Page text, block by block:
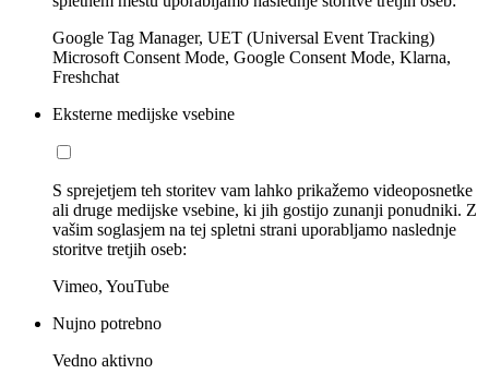
Google Tag Manager, UET (Universal Event Tracking)
Microsoft Consent Mode, Google Consent Mode, Klarna,
Freshchat
Eksterne medijske vsebine
S sprejetjem teh storitev vam lahko prikažemo videoposnetke
ali druge medijske vsebine, ki jih gostijo zunanji ponudniki. Z
vašim soglasjem na tej spletni strani uporabljamo naslednje
storitve tretjih oseb:
Vimeo, YouTube
Nujno potrebno
Vedno aktivno